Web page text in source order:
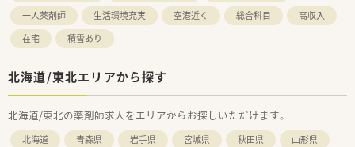
一人薬剤師
生活環境充実 空港近く 総合科目
高収入
在宅
積雪あり
北海道/東北エリアから探す
北海道/東北の薬剤師求人をエリアからお探しいただけます。
北海道 青森県 岩手県 宮城県 秋田県
山形県